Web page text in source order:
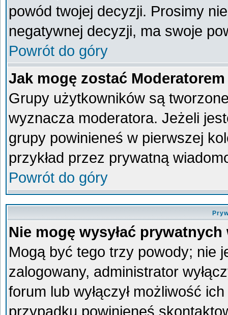
powód twojej decyzji. Prosimy
negatywnej decyzji, ma swoje
Powrót do góry
Jak mogę zostać
Grupy użytkowników są
wyznacza moderatora. Jeżeli
grupy powinieneś w pierwszej
przykład przez prywatną
Powrót do góry
Nie mogę wysyłać
Mogą być tego trzy powody; nie
zalogowany, administrator
forum lub wyłączył możliwość
przypadku powinieneś